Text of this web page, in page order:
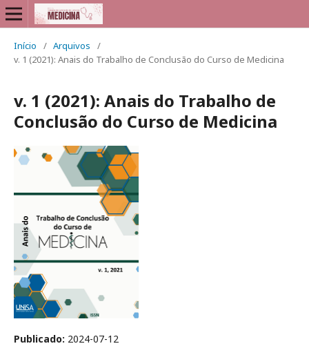
Início / Arquivos
/
v. 1 (2021): Anais do Trabalho de Conclusão do Curso de Medicina
v. 1 (2021): Anais do Trabalho de
Conclusão do Curso de Medicina
Publicado: 2024-07-12